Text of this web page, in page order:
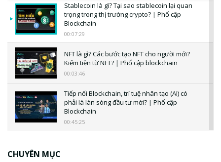
Stablecoin là gì? Tại sao stablecoin lại quan
trọng trong thị trường crypto? | Phổ cập
Blockchain
00:07:29
NFT là gì? Các bước tạo NFT cho người mới?
Kiếm tiền từ NFT? | Phổ cập blockchain
00:03:46
Tiếp nối Blockchain, trí tuệ nhân tạo (AI) có
phải là làn sóng đầu tư mới? | Phổ cập
Blockchain
00:45:25
CHUYÊN MỤC